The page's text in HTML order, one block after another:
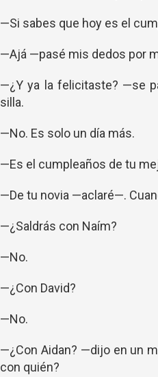
—Si sabes que hoy es el
—Ajá —pasé mis dedos por
—¿Y ya la felicitaste? —se
silla.
—No. Es solo un día más.
—Es el cumpleaños de tu
—De tu novia —aclaré—.
—¿Saldrás con Naím?
—No.
—¿Con David?
—No.
—¿Con Aidan? —dijo en un
con quién?